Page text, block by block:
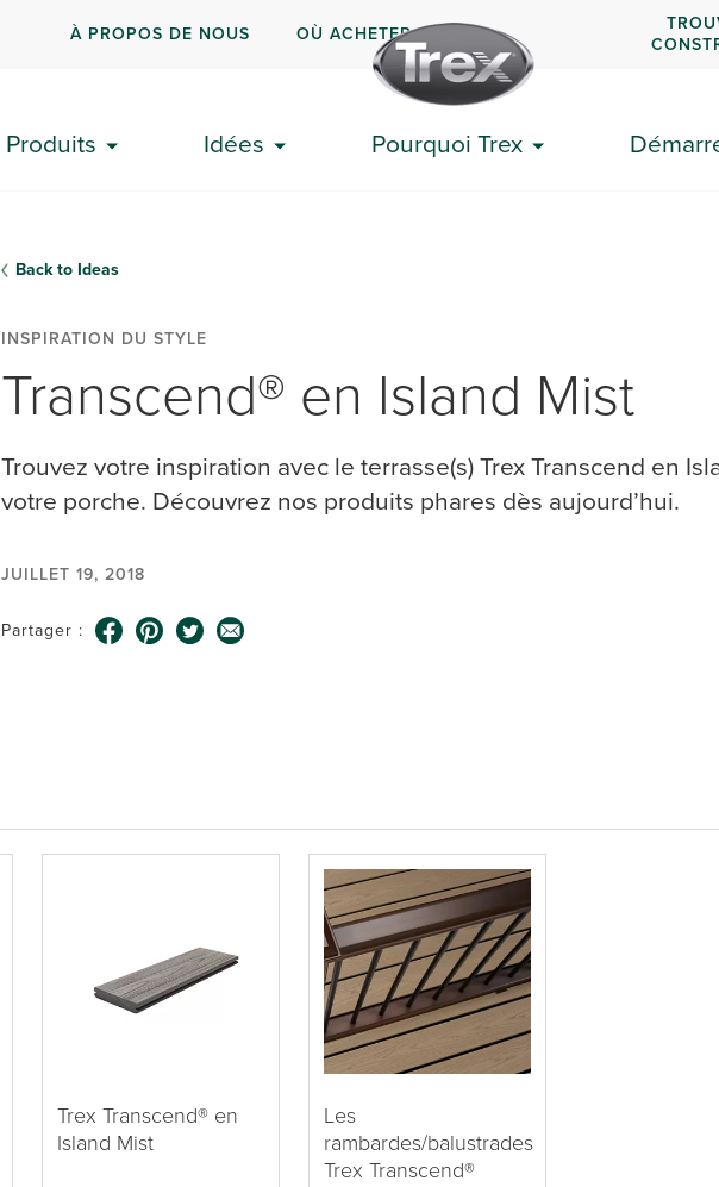
À PROPOS DE NOUS OÙ ACHETER
Produits Idées Pourquoi Trex
Back to Ideas
INSPIRATION DU STYLE
Transcend® en Island Mist
Trouvez votre inspiration avec le terrasse(s) Trex Transcend en
votre porche. Découvrez nos produits phares dès aujourd’hui.
JUILLET 19, 2018
Partager :
Trex Transcend® en
Island Mist
Les
rambardes/balustrades
Trex Transcend®